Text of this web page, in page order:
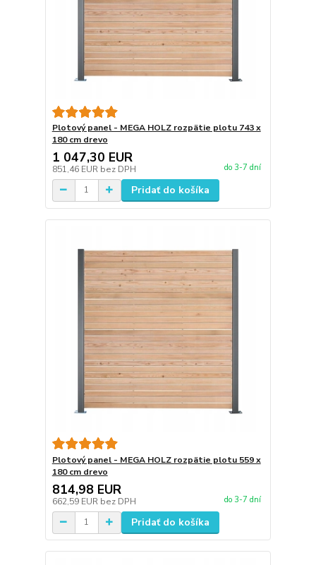
Plotový panel - MEGA HOLZ rozpätie plotu 743 x
180 cm drevo
1 047,30 EUR
851,46 EUR bez DPH do 3-7 dní
Pridať do košíka
Plotový panel - MEGA HOLZ rozpätie plotu 559 x
180 cm drevo
814,98 EUR
662,59 EUR bez DPH do 3-7 dní
Pridať do košíka